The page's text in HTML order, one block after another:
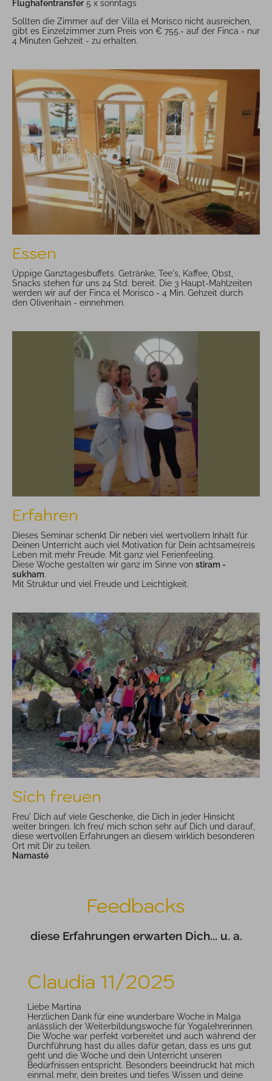
Flughafentransfer 5 x sonntags
Sollten die Zimmer auf der Villa el Morisco nicht ausreichen,
gibt es Einzelzimmer zum Preis von € 755.- auf der Finca - nur
4 Minuten Gehzeit - zu erhalten.
Essen
Üppige Ganztagesbuffets. Getränke, Tee's, Kaffee, Obst,
Snacks stehen für uns 24 Std. bereit. Die 3 Haupt-Mahlzeiten
werden wir auf der Finca el Morisco - 4 Min. Gehzeit durch
den Olivenhain - einnehmen.
Erfahren
Dieses Seminar schenkt Dir neben viel wertvollem Inhalt für
Deinen Unterricht auch viel Motivation für Dein achtsame(re)s
Leben mit mehr Freude. Mit ganz viel Ferienfeeling.
Diese Woche gestalten wir ganz im Sinne von stiram -
sukham.
Mit Struktur und viel Freude und Leichtigkeit.
Sich freuen
Freu' Dich auf viele Geschenke, die Dich in jeder Hinsicht
weiter bringen. Ich freu’ mich schon sehr auf Dich und darauf,
diese wertvollen Erfahrungen an diesem wirklich besonderen
Ort mit Dir zu teilen.
Namasté
Feedbacks
diese Erfahrungen erwarten Dich... u. a.
Claudia 11/2025
Liebe Martina
Herzlichen Dank für eine wunderbare Woche in Malga
anlässlich der Weiterbildungswoche für Yogalehrerinnen.
Die Woche war perfekt vorbereitet und auch während der
Durchführung hast du alles dafür getan, dass es uns gut
geht und die Woche und dein Unterricht unseren
Bedürfnissen entspricht. Besonders beeindruckt hat mich
einmal mehr, dein breites und tiefes Wissen und deine